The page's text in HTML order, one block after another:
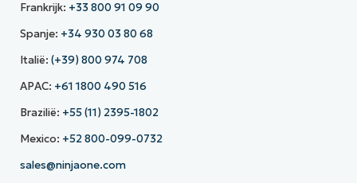
Frankrijk: +33 800 91 09 90
Spanje: +34 930 03 80 68
Italië: (+39) 800 974 708
APAC: +61 1800 490 516
Brazilië: +55 (11) 2395-1802
Mexico: +52 800-099-0732
sales@ninjaone.com